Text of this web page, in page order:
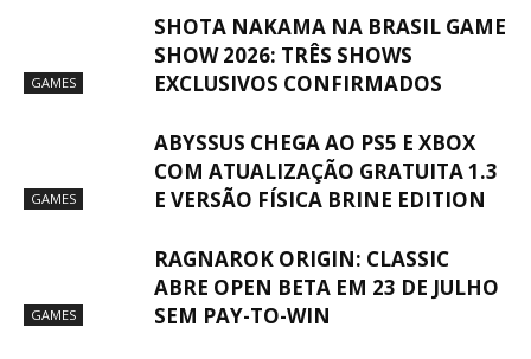
GAMES
SHOTA NAKAMA NA BRASIL GAME
SHOW 2026: TRÊS SHOWS
EXCLUSIVOS CONFIRMADOS
GAMES
ABYSSUS CHEGA AO PS5 E XBOX
COM ATUALIZAÇÃO GRATUITA 1.3
E VERSÃO FÍSICA BRINE EDITION
GAMES
RAGNAROK ORIGIN: CLASSIC
ABRE OPEN BETA EM 23 DE JULHO
SEM PAY-TO-WIN